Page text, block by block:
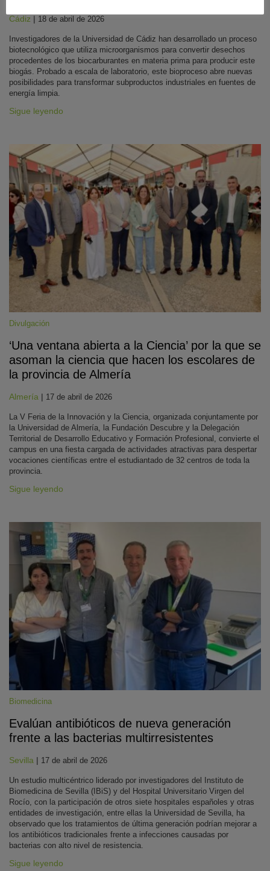
Cádiz | 18 de abril de 2026
Investigadores de la Universidad de Cádiz han desarrollado un proceso
biotecnológico que utiliza microorganismos para convertir desechos
procedentes de los biocarburantes en materia prima para producir este
biogás. Probado a escala de laboratorio, este bioproceso abre nuevas
posibilidades para transformar subproductos industriales en fuentes de
energía limpia.
Sigue leyendo
Divulgación
‘Una ventana abierta a la Ciencia’ por la que se
asoman la ciencia que hacen los escolares de
la provincia de Almería
Almería | 17 de abril de 2026
La V Feria de la Innovación y la Ciencia, organizada conjuntamente por
la Universidad de Almería, la Fundación Descubre y la Delegación
Territorial de Desarrollo Educativo y Formación Profesional, convierte el
campus en una fiesta cargada de actividades atractivas para despertar
vocaciones científicas entre el estudiantado de 32 centros de toda la
provincia.
Sigue leyendo
Biomedicina
Evalúan antibióticos de nueva generación
frente a las bacterias multirresistentes
Sevilla | 17 de abril de 2026
Un estudio multicéntrico liderado por investigadores del Instituto de
Biomedicina de Sevilla (IBiS) y del Hospital Universitario Virgen del
Rocío, con la participación de otros siete hospitales españoles y otras
entidades de investigación, entre ellas la Universidad de Sevilla, ha
observado que los tratamientos de última generación podrían mejorar a
los antibióticos tradicionales frente a infecciones causadas por
bacterias con alto nivel de resistencia.
Sigue leyendo